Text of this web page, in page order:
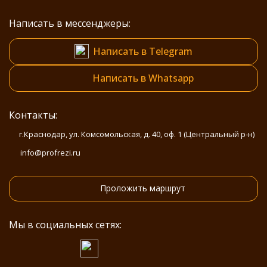
Написать в мессенджеры:
Написать в Telegram
Написать в Whatsapp
Контакты:
г.Краснодар, ул. Комсомольская, д. 40, оф. 1 (Центральный р-н)
info@profrezi.ru
Проложить маршрут
Мы в социальных сетях: